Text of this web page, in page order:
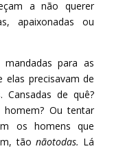
a não querer
apaixonadas ou
para as
elas precisavam de
Cansadas de quê?
Ou tentar
os homens que
tão nãotodas. Lá